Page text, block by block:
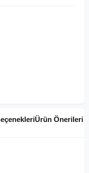
Ürün Önerileri